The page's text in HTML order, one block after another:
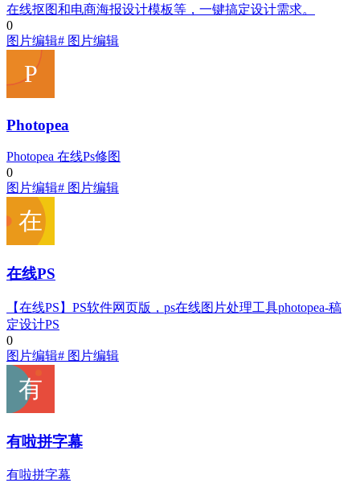
在线抠图和电商海报设计模板等，一键搞定设计需求。
0
图片编辑# 图片编辑
Photopea
Photopea 在线Ps修图
0
图片编辑# 图片编辑
在线PS
【在线PS】PS软件网页版，ps在线图片处理工具photopea-稿
定设计PS
0
图片编辑# 图片编辑
有啦拼字幕
有啦拼字幕